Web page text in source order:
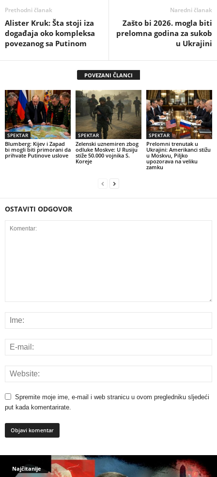
Prethodni članak
Alister Kruk: Šta stoji iza
događaja oko kompleksa
povezanog sa Putinom
Naredni članak
Zašto bi 2026. mogla biti
prelomna godina za sukob
u Ukrajini
POVEZANI ČLANCI
SPEKTAR
Blumberg: Kijev i Zapad
bi mogli biti primorani da
prihvate Putinove uslove
SPEKTAR
Zelenski uznemiren zbog
odluke Moskve: U Rusiju
stiže 50.000 vojnika S.
Koreje
SPEKTAR
Prelomni trenutak u
Ukrajini: Amerikanci stižu
u Moskvu, Piljko
upozorava na veliku
zamku
OSTAVITI ODGOVOR
Spremite moje ime, e-mail i web stranicu u ovom pregledniku sljedeći
put kada komentarirate.
Najčitanije